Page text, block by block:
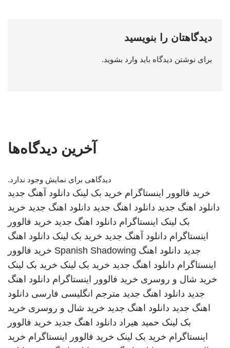
دیدگاهتان را بنویسید
برای نوشتن دیدگاه باید وارد بشوید.
آخرین دیدگاه‌ها
دیدگاهی برای نمایش وجود ندارد.
خرید فالوور اینستاگرام خرید بک لینک دانلود آهنگ جدید
دانلود اهنگ جدید دانلود اهنگ جدید دانلود اهنگ جدید خرید
بک لینک اینستاگرام دانلود اهنگ جدید خرید فالوور
اینستاگرام دانلود آهنگ جدید خرید بک لینک دانلود اهنگ
جدید دانلود اهنگ Spanish Shadowing خرید فالوور
اینستاگرام دانلود اهنگ جدید خرید بک لینک خرید بک لینک
خرید شال و روسری خرید فالوور اینستاگرام دانلود اهنگ
جدید دانلود اهنگ جدید مترجم انگلیسی فارسی دانلود
اهنگ جدید دانلود اهنگ جدید خرید شال و روسری خرید
بک لینک حمید هیراد دانلود اهنگ جدید خرید فالوور
اینستاگرام خرید بک لینک خرید فالوور اینستاگرام خرید